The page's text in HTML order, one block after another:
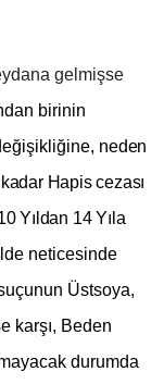
gelmişse
birinin
neden
Hapis cezası
Yıldan 14 Yıla
neticesinde
Üstsoya,
karşı, Beden
durumda